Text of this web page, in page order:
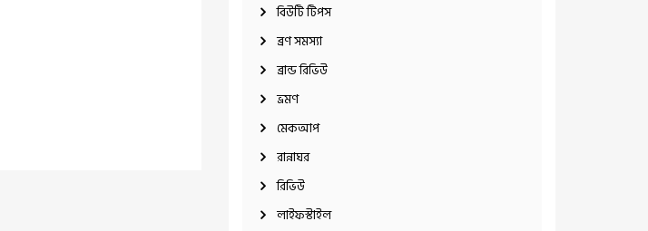
বিউটি টিপস
ব্রণ সমস্যা
ব্রান্ড রিভিউ
ভ্রমণ
মেকআপ
রান্নাঘর
রিভিউ
লাইফস্টাইল